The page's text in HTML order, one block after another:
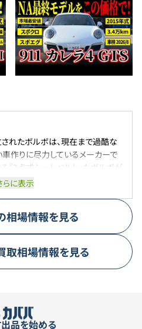
れたボルボは、現在まで過酷な
作りに尽力しているメーカーで
『3点式シートベルト』もボルボが
た。しかし、ボルボは特許を公
ザインが特徴的です。
言えばステーションワゴンのイメ
イプを”V”と表記しています。サイ
れており、その中でもV60は大き
レベルの人気車種にまで登り詰め
ロスカントリー”もラインナップに
らに表示
相場情報を見る
取相場情報を見る
出品を始める